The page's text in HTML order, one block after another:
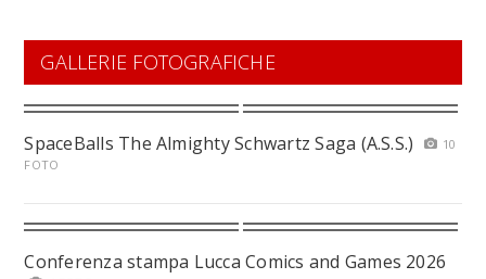
GALLERIE FOTOGRAFICHE
SpaceBalls The Almighty Schwartz Saga (A.S.S.)
10
FOTO
Conferenza stampa Lucca Comics and Games 2026